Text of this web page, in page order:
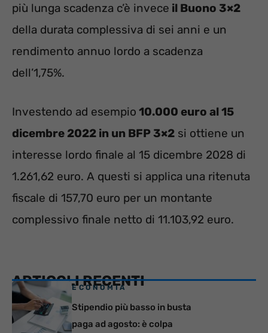
più lunga scadenza c’è invece il Buono 3×2
della durata complessiva di sei anni e un
rendimento annuo lordo a scadenza
dell’1,75%.
Investendo ad esempio 10.000 euro al 15
dicembre 2022 in un BFP 3×2 si ottiene un
interesse lordo finale al 15 dicembre 2028 di
1.261,62 euro. A questi si applica una ritenuta
fiscale di 157,70 euro per un montante
complessivo finale netto di 11.103,92 euro.
ARTICOLI RECENTI
ECONOMIA
Stipendio più basso in busta
paga ad agosto: è colpa